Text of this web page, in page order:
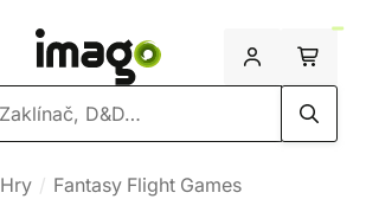
Hry Fantasy Flight Games